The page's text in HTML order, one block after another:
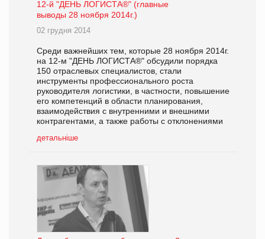
12-й "ДЕНЬ ЛОГИСТА®" (главные
выводы 28 ноября 2014г.)
02 грудня 2014
Среди важнейших тем, которые 28 ноября 2014г.
на 12-м "ДЕНЬ ЛОГИСТА®" обсудили порядка
150 отраслевых специалистов, стали
инструменты профессионального роста
руководителя логистики, в частности, повышение
его компетенций в области планирования,
взаимодействия с внутренними и внешними
контрагентами, а также работы с отклонениями
детальніше